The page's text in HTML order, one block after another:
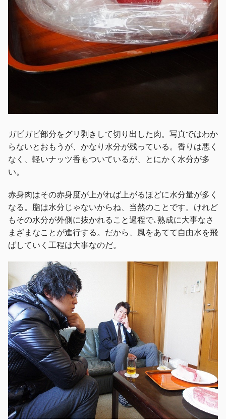
ガビガビ部分をグリ剥きして切り出した肉。写真ではわか
らないとおもうが、かなり水分が残っている。香りは悪く
なく、軽いナッツ香もついているが、とにかく水分が多
い。
赤身肉はその赤身度が上がれば上がるほどに水分量が多く
なる。脂は水分じゃないからね、当然のことです。けれど
もその水分が外側に抜かれること過程で､熟成に大事なさ
まざまなことが進行する。だから、風をあてて自由水を飛
ばしていく工程は大事なのだ。